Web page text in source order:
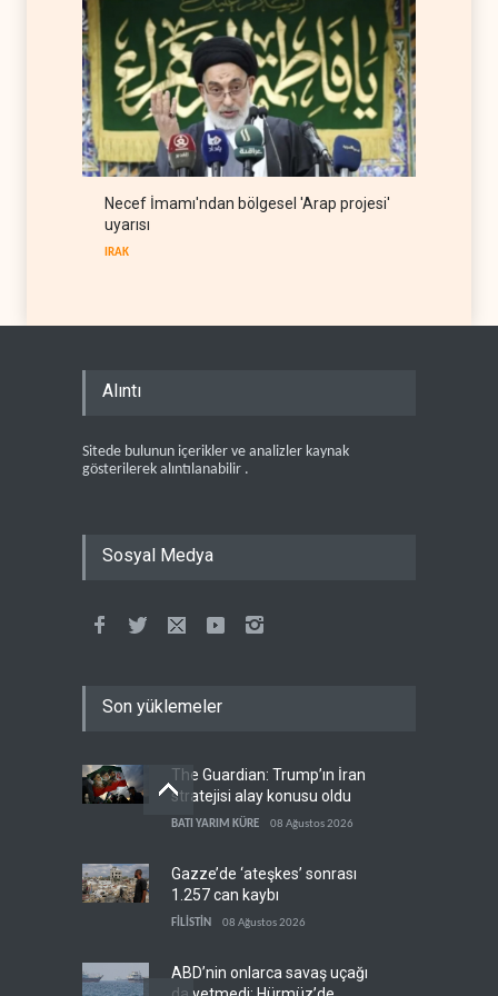
Necef İmamı'ndan bölgesel 'Arap projesi'
uyarısı
IRAK
Alıntı
Sitede bulunun içerikler ve analizler kaynak
gösterilerek alıntılanabilir .
Sosyal Medya
Son yüklemeler
The Guardian: Trump’ın İran
stratejisi alay konusu oldu
BATI YARIM KÜRE 08 Ağustos 2026
Gazze’de ‘ateşkes’ sonrası
1.257 can kaybı
FİLİSTİN 08 Ağustos 2026
ABD’nin onlarca savaş uçağı